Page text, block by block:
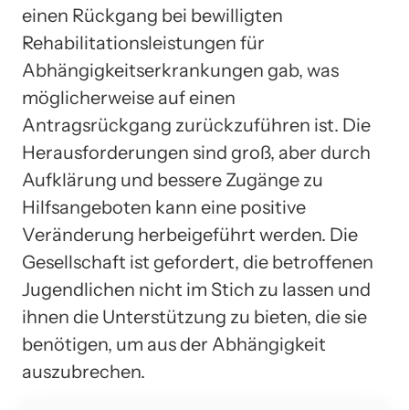
einen Rückgang bei bewilligten
Rehabilitationsleistungen für
Abhängigkeitserkrankungen gab, was
möglicherweise auf einen
Antragsrückgang zurückzuführen ist. Die
Herausforderungen sind groß, aber durch
Aufklärung und bessere Zugänge zu
Hilfsangeboten kann eine positive
Veränderung herbeigeführt werden. Die
Gesellschaft ist gefordert, die betroffenen
Jugendlichen nicht im Stich zu lassen und
ihnen die Unterstützung zu bieten, die sie
benötigen, um aus der Abhängigkeit
auszubrechen.